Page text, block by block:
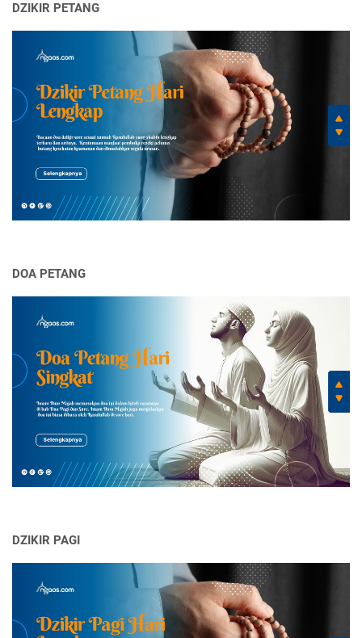
DZIKIR PETANG
DOA PETANG
DZIKIR PAGI